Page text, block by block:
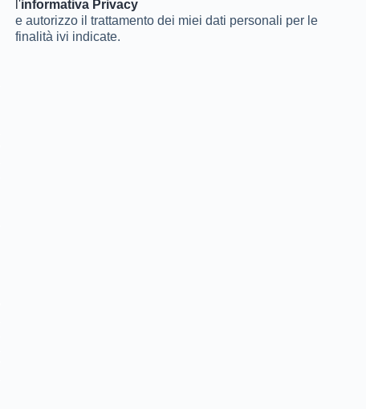
l'informativa Privacy
e autorizzo il trattamento dei miei dati personali per le
finalità ivi indicate.